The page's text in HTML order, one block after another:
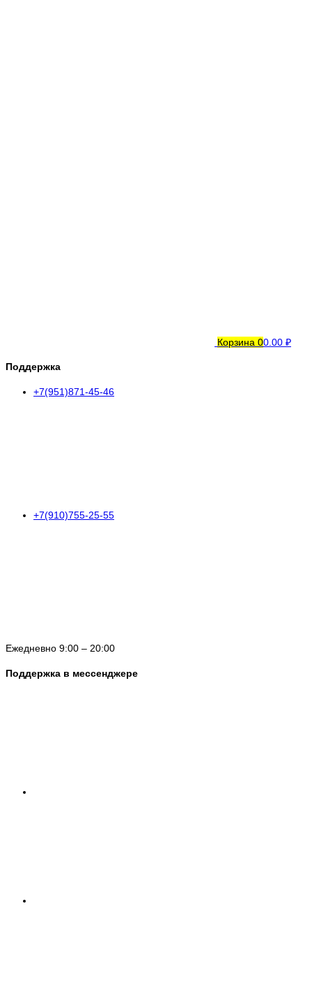
Корзина 00.00 ₽
Поддержка
+7(951)871-45-46
+7(910)755-25-55
Ежедневно 9:00 – 20:00
Поддержка в мессенджере